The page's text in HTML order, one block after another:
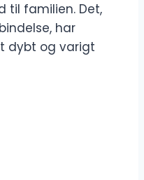
familien. Det,
har
dybt og varigt